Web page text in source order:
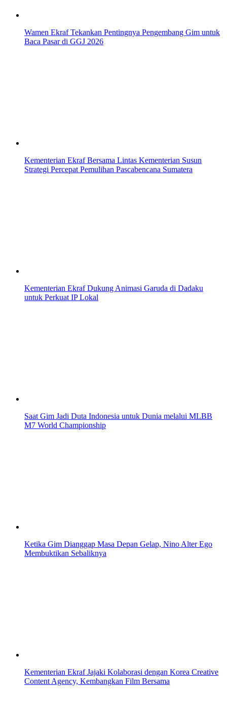
Wamen Ekraf Tekankan Pentingnya Pengembang Gim untuk
Baca Pasar di GGJ 2026
Kementerian Ekraf Bersama Lintas Kementerian Susun
Strategi Percepat Pemulihan Pascabencana Sumatera
Kementerian Ekraf Dukung Animasi Garuda di Dadaku
untuk Perkuat IP Lokal
Saat Gim Jadi Duta Indonesia untuk Dunia melalui MLBB
M7 World Championship
Ketika Gim Dianggap Masa Depan Gelap, Nino Alter Ego
Membuktikan Sebaliknya
Kementerian Ekraf Jajaki Kolaborasi dengan Korea Creative
Content Agency, Kembangkan Film Bersama